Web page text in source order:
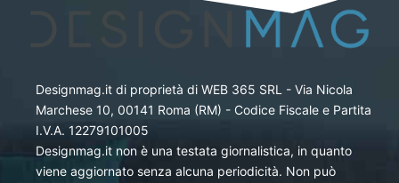
Designmag.it di proprietà di WEB 365 SRL - Via Nicola
Marchese 10, 00141 Roma (RM) - Codice Fiscale e Partita
I.V.A. 12279101005
Designmag.it non è una testata giornalistica, in quanto
viene aggiornato senza alcuna periodicità. Non può